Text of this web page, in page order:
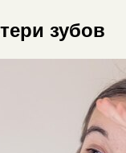
зубов